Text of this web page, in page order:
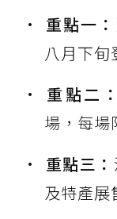
重點一：
八月下旬
重點二：
場，每場
重點三：
及特產展